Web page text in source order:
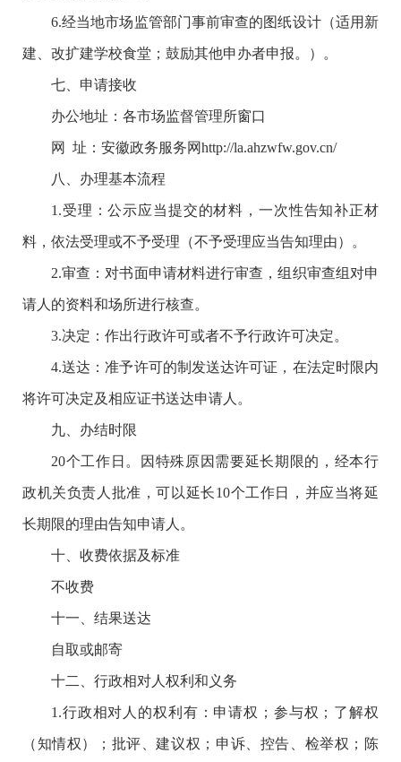
6.经当地市场监管部门事前审查的图纸设计（适用新
建、改扩建学校食堂；鼓励其他申办者申报。）。
七、申请接收
办公地址：各市场监督管理所窗口
网 址：安徽政务服务网http://la.ahzwfw.gov.cn/
八、办理基本流程
1.受理：公示应当提交的材料，一次性告知补正材
料，依法受理或不予受理（不予受理应当告知理由）。
2.审查：对书面申请材料进行审查，组织审查组对申
请人的资料和场所进行核查。
3.决定：作出行政许可或者不予行政许可决定。
4.送达：准予许可的制发送达许可证，在法定时限内
将许可决定及相应证书送达申请人。
九、办结时限
20个工作日。因特殊原因需要延长期限的，经本行
政机关负责人批准，可以延长10个工作日，并应当将延
长期限的理由告知申请人。
十、收费依据及标准
不收费
十一、结果送达
自取或邮寄
十二、行政相对人权利和义务
1.行政相对人的权利有：申请权；参与权；了解权
（知情权）；批评、建议权；申诉、控告、检举权；陈